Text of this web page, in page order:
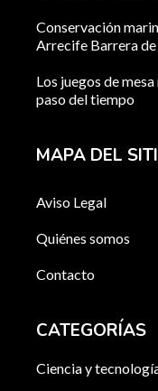
Conservación
Arrecife Barrera
Los juegos de
paso del tiempo
MAPA DEL
Aviso Legal
Quiénes somos
Contacto
CATEGORÍAS
Ciencia y